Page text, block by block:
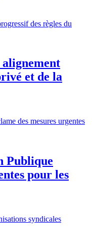
alignement
et de la
Publique
pour les